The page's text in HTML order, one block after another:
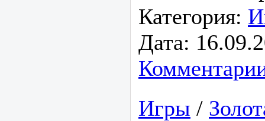
Категория:
Дата:
Игры /